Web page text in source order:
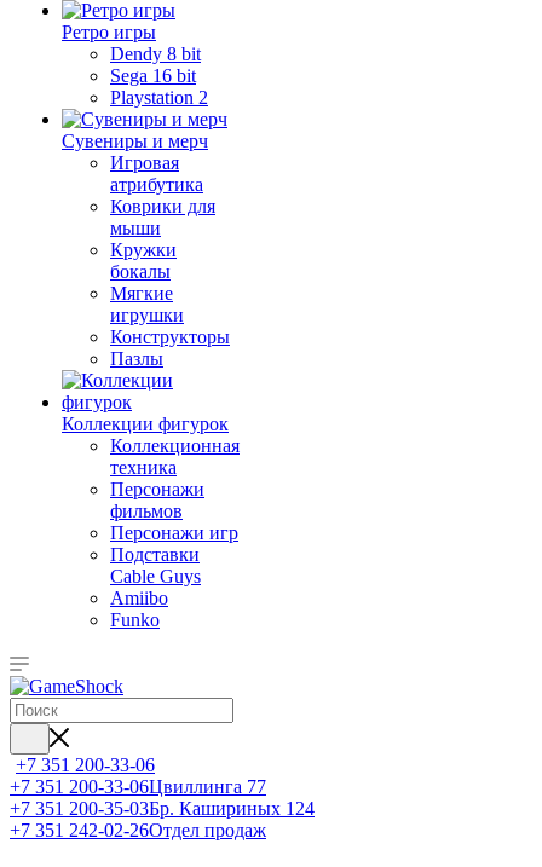
Ретро игры
Dendy 8 bit
Sega 16 bit
Playstation 2
Сувениры и мерч
Игровая
атрибутика
Коврики для
мыши
Кружки
бокалы
Мягкие
игрушки
Конструкторы
Пазлы
Коллекции фигурок
Коллекционная
техника
Персонажи
фильмов
Персонажи игр
Подставки
Cable Guys
Amiibo
Funko
+7 351 200-33-06
+7 351 200-33-06Цвиллинга 77
+7 351 200-35-03Бр. Кашириных 124
+7 351 242-02-26Отдел продаж